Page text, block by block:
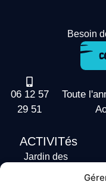
Besoin
06 12 57
29 51
Toute
ACTIVITés
Jardin des